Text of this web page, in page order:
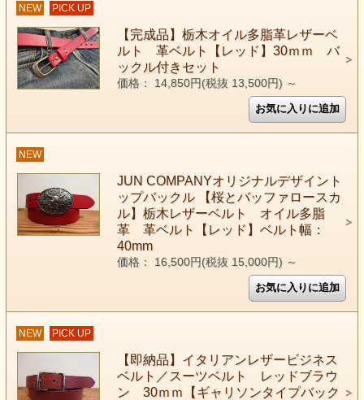
NEW PICK UP
【完成品】栃木オイル多脂革レザーベ
ルト 革ベルト【レッド】30ｍｍ バ
ックル付きセット
価格： 14,850円(税抜 13,500円) ～
NEW
JUN COMPANYオリジナルデザイント
ップバックル 【桜とバッファロースカ
ル】栃木レザーベルト オイル多脂
革 革ベルト【レッド】ベルト幅：
40mm
価格： 16,500円(税抜 15,000円) ～
NEW PICK UP
【即納品】イタリアンレザービジネス
ベルト／スーツベルト レッドブラウ
ン 30ｍｍ【ギャリソンタイプバック